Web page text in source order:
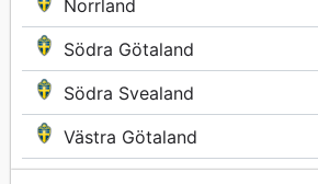
Norrland
Södra Götaland
Södra Svealand
Västra Götaland